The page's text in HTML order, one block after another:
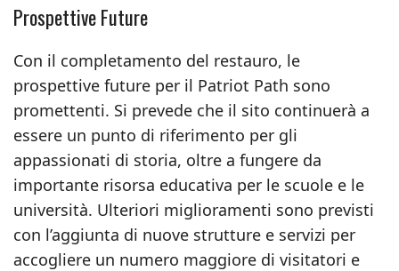
Prospettive Future
Con il completamento del restauro, le
prospettive future per il Patriot Path sono
promettenti. Si prevede che il sito continuerà a
essere un punto di riferimento per gli
appassionati di storia, oltre a fungere da
importante risorsa educativa per le scuole e le
università. Ulteriori miglioramenti sono previsti
con l’aggiunta di nuove strutture e servizi per
accogliere un numero maggiore di visitatori e